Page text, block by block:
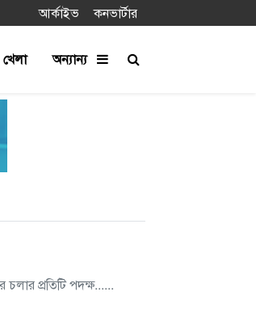
আর্কাইভ কনভার্টার
খেলা অন্যান্য
প্রতিটি পদক্ষ......